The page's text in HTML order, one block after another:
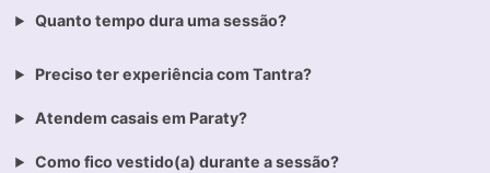
Quanto tempo dura uma sessão?
Preciso ter experiência com Tantra?
Atendem casais em Paraty?
Como fico vestido(a) durante a sessão?